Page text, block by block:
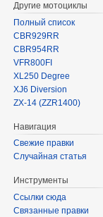
Другие мотоциклы
Полный список
CBR929RR
CBR954RR
VFR800FI
XL250 Degree
XJ6 Diversion
ZX-14 (ZZR1400)
Навигация
Свежие правки
Случайная статья
Инструменты
Ссылки сюда
Связанные правки